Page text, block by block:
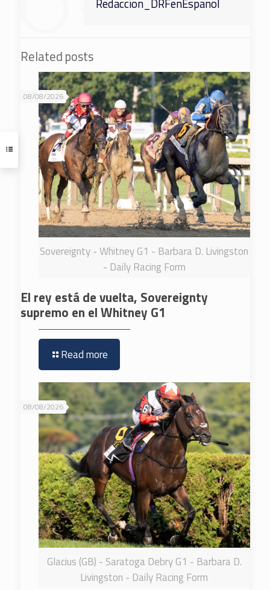
Redaccion_DRFenEspanol
Related posts
Sovereignty - Whitney G1 - Barbara D. Livingston
- Daily Racing Form
08/08/2026
El rey está de vuelta, Sovereignty
supremo en el Whitney G1
Read more
Glacius (GB) - Saratoga Debry G1 - Barbara D.
Livingston - Daily Racing Form
08/08/2026